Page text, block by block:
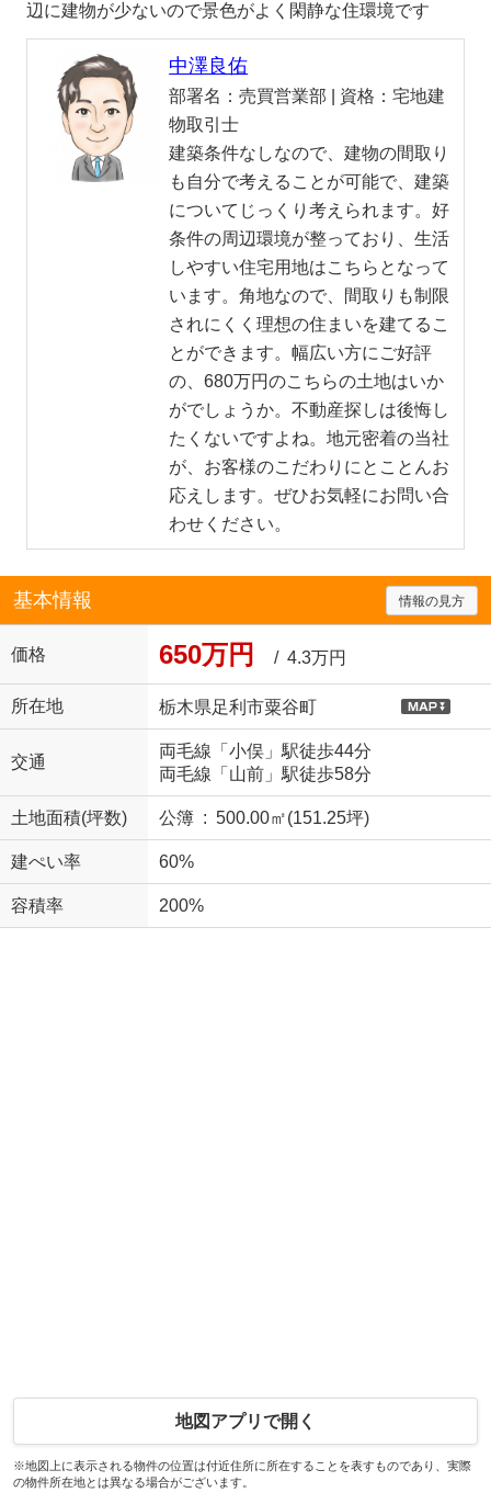
辺に建物が少ないので景色がよく閑静な住環境です
中澤良佑
部署名：売買営業部 | 資格：宅地建
物取引士
建築条件なしなので、建物の間取り
も自分で考えることが可能で、建築
についてじっくり考えられます。好
条件の周辺環境が整っており、生活
しやすい住宅用地はこちらとなって
います。角地なので、間取りも制限
されにくく理想の住まいを建てるこ
とができます。幅広い方にご好評
の、680万円のこちらの土地はいか
がでしょうか。不動産探しは後悔し
たくないですよね。地元密着の当社
が、お客様のこだわりにとことんお
応えします。ぜひお気軽にお問い合
わせください。
基本情報 情報の見方
価格 650万円 / 4.3万円
所在地 栃木県足利市粟谷町
交通
両毛線「小俣」駅徒歩44分
両毛線「山前」駅徒歩58分
土地面積(坪数) 公簿 : 500.00㎡(151.25坪)
建ぺい率 60%
容積率 200%
地図アプリで開く
※地図上に表示される物件の位置は付近住所に所在することを表すものであり、実際
の物件所在地とは異なる場合がございます。